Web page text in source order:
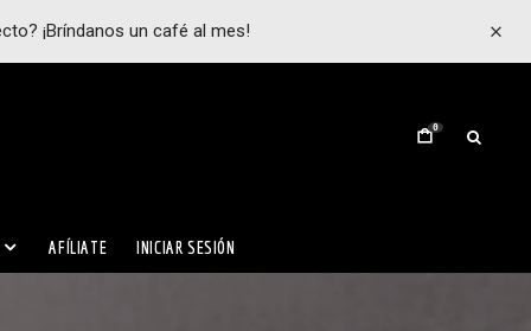
¡Bríndanos un café al mes!
0
AFÍLIATE INICIAR SESIÓN